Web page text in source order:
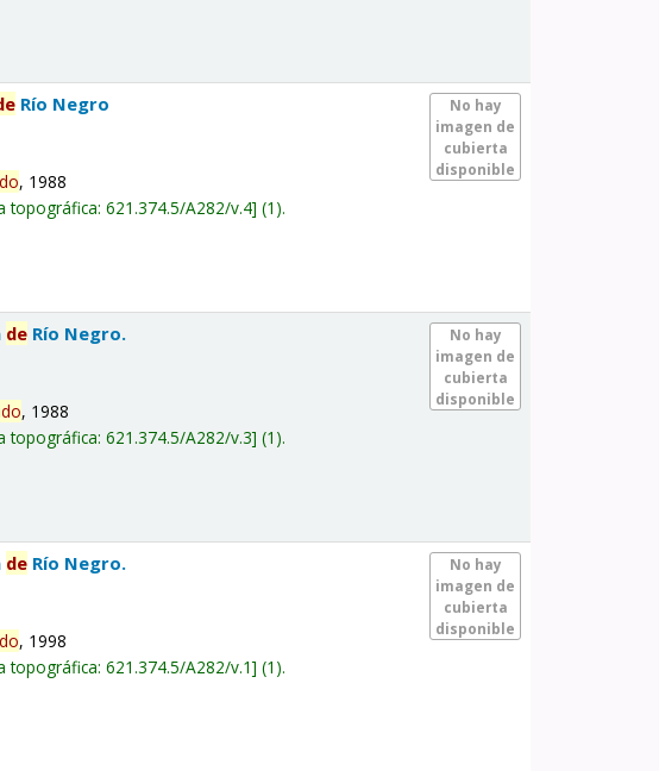
No hay
imagen de
cubierta
disponible
Río Negro
, 1988
topográfica:621.374.5/A282/v.4 (1).
No hay
imagen de
cubierta
disponible
de Río Negro.
, 1988
topográfica:621.374.5/A282/v.3 (1).
No hay
imagen de
cubierta
disponible
de Río Negro.
, 1998
topográfica:621.374.5/A282/v.1 (1).